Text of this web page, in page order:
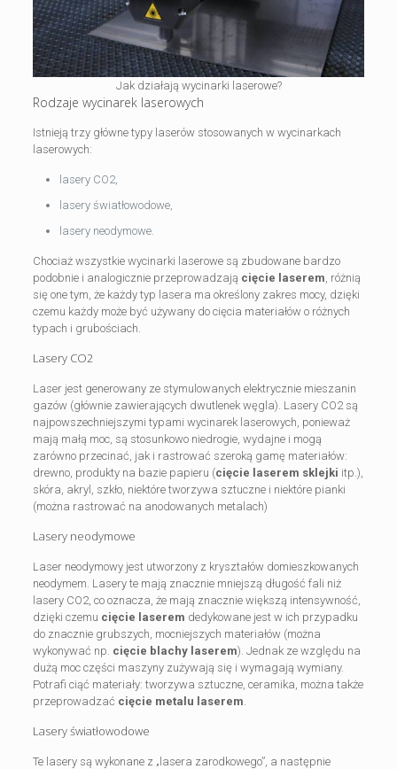
Jak działają wycinarki laserowe?
Rodzaje wycinarek laserowych
Istnieją trzy główne typy laserów stosowanych w wycinarkach
laserowych:
lasery CO2,
lasery światłowodowe,
lasery neodymowe.
Chociaż wszystkie wycinarki laserowe są zbudowane bardzo
podobnie i analogicznie przeprowadzają cięcie laserem, różnią
się one tym, że każdy typ lasera ma określony zakres mocy, dzięki
czemu każdy może być używany do cięcia materiałów o różnych
typach i grubościach.
Lasery CO2
Laser jest generowany ze stymulowanych elektrycznie mieszanin
gazów (głównie zawierających dwutlenek węgla). Lasery CO2 są
najpowszechniejszymi typami wycinarek laserowych, ponieważ
mają małą moc, są stosunkowo niedrogie, wydajne i mogą
zarówno przecinać, jak i rastrować szeroką gamę materiałów:
drewno, produkty na bazie papieru (cięcie laserem sklejki itp.),
skóra, akryl, szkło, niektóre tworzywa sztuczne i niektóre pianki
(można rastrować na anodowanych metalach)
Lasery neodymowe
Laser neodymowy jest utworzony z kryształów domieszkowanych
neodymem. Lasery te mają znacznie mniejszą długość fali niż
lasery CO2, co oznacza, że mają znacznie większą intensywność,
dzięki czemu cięcie laserem dedykowane jest w ich przypadku
do znacznie grubszych, mocniejszych materiałów (można
wykonywać np. cięcie blachy laserem). Jednak ze względu na
dużą moc części maszyny zużywają się i wymagają wymiany.
Potrafi ciąć materiały: tworzywa sztuczne, ceramika, można także
przeprowadzać cięcie metalu laserem.
Lasery światłowodowe
Te lasery są wykonane z „lasera zarodkowego”, a następnie